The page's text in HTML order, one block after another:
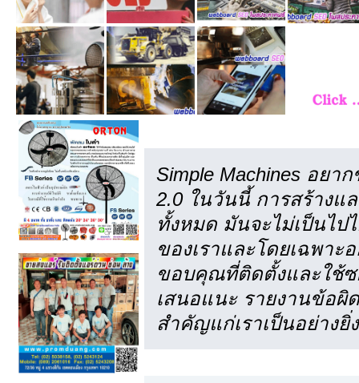
Simple Machines อย
2.0 ในวันนี้ การสร้างแ
ทั้งหมด มันจะไม่เป็นไป
ของเราและโดยเฉพาะ
ขอบคุณที่ติดตั้งและใช้ซ
เสนอแนะ รายงานข้อผิ
สำคัญแก่เราเป็นอย่างยิ่ง